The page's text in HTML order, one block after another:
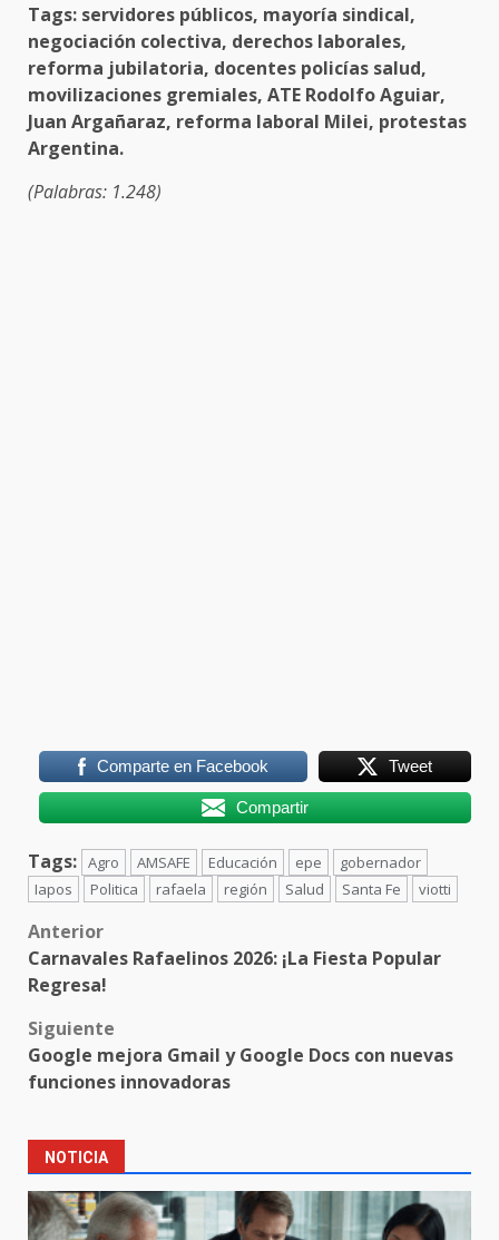
Tags: servidores públicos, mayoría sindical,
negociación colectiva, derechos laborales,
reforma jubilatoria, docentes policías salud,
movilizaciones gremiales, ATE Rodolfo Aguiar,
Juan Argañaraz, reforma laboral Milei, protestas
Argentina.
(Palabras: 1.248)
Comparte en Facebook Tweet
Compartir
Tags: Agro AMSAFE Educación epe
gobernador
Iapos
Politica rafaela región Salud Santa Fe viotti
Post
navigation
Anterior
Carnavales Rafaelinos 2026: ¡La Fiesta Popular
Regresa!
Siguiente
Google mejora Gmail y Google Docs con nuevas
funciones innovadoras
NOTICIA